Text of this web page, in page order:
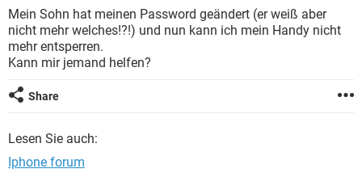
WHATSAPP TIKTOK
FACEBOOK HARDWARE
WINDOWS 10 INSTAGRAM
WHATSAPP
SPIELE STREAMING
ANDROID IOS
WINDOWS 10
WHATSAPP
Mein Sohn hat meinen Password geändert (er weiß aber
nicht mehr welches!?!) und nun kann ich mein Handy nicht
mehr entsperren.
Kann mir jemand helfen?
Share
Lesen Sie auch:
Iphone forum